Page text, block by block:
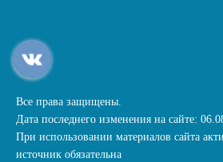
Все права защищены.
Дата последнего изменения на сайте:
При использовании материалов сайта
источник обязательна